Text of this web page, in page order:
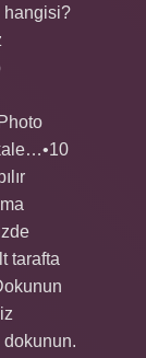
hangisi?
tarafta
dokunun.